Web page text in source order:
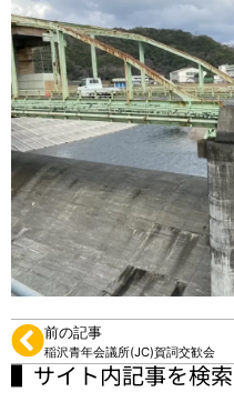
前の記事
稲沢青年会議所(JC)賀詞交歓会
▌サイト内記事を検索